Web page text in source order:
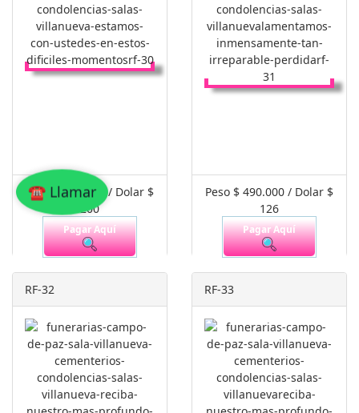
Peso $ 800.000 / Dolar $
200
Pagar Aquí
Peso $ 490.000 / Dolar $
126
Pagar Aquí
RF-32 RF-33
☎ Llamar